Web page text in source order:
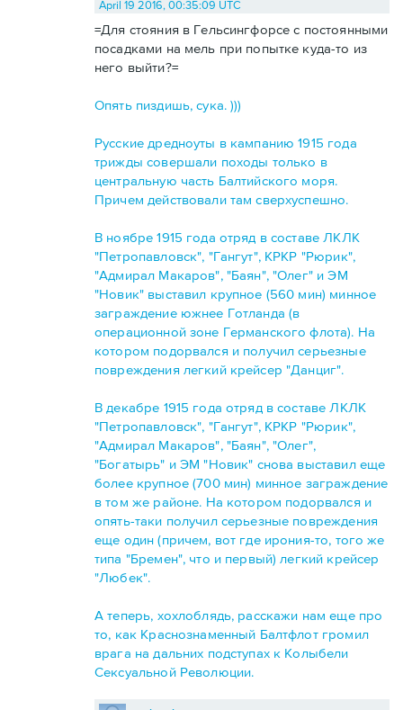
April 19 2016, 00:35:09 UTC
=Для стояния в Гельсингфорсе с постоянными
посадками на мель при попытке куда-то из
него выйти?=
Опять пиздишь, сука. )))
Русские дредноуты в кампанию 1915 года
трижды совершали походы только в
центральную часть Балтийского моря.
Причем действовали там сверхуспешно.
В ноябре 1915 года отряд в составе ЛКЛК
"Петропавловск", "Гангут", КРКР "Рюрик",
"Адмирал Макаров", "Баян", "Олег" и ЭМ
"Новик" выставил крупное (560 мин) минное
заграждение южнее Готланда (в
операционной зоне Германского флота). На
котором подорвался и получил серьезные
повреждения легкий крейсер "Данциг".
В декабре 1915 года отряд в составе ЛКЛК
"Петропавловск", "Гангут", КРКР "Рюрик",
"Адмирал Макаров", "Баян", "Олег",
"Богатырь" и ЭМ "Новик" снова выставил еще
более крупное (700 мин) минное заграждение
в том же районе. На котором подорвался и
опять-таки получил серьезные повреждения
еще один (причем, вот где ирония-то, того же
типа "Бремен", что и первый) легкий крейсер
"Любек".
А теперь, хохлоблядь, расскажи нам еще про
то, как Краснознаменный Балтфлот громил
врага на дальних подступах к Колыбели
Сексуальной Революции.